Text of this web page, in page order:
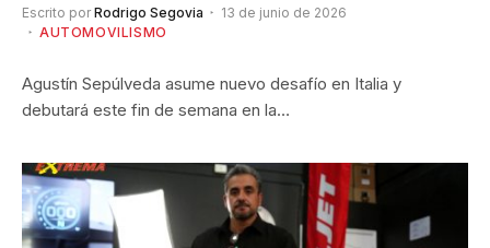
Escrito por Rodrigo Segovia
13 de junio de 2026
AUTOMOVILISMO
Agustín Sepúlveda asume nuevo desafío en Italia y
debutará este fin de semana en la…